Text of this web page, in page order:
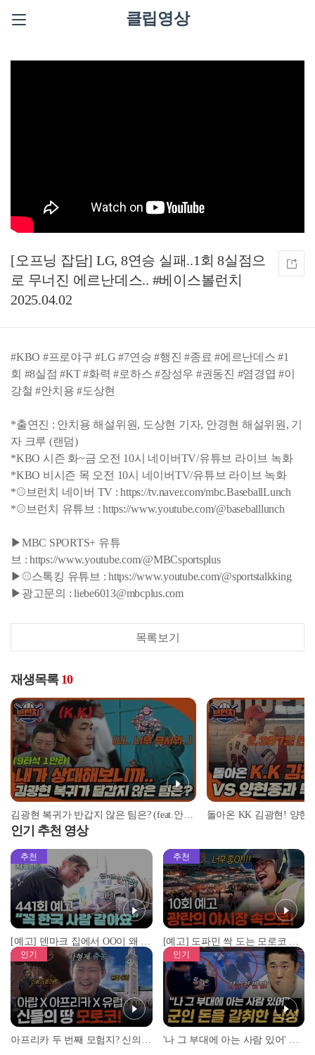
클립영상
[오프닝 잡담] LG, 8연승 실패..1회 8실점으
로 무너진 에르난데스.. #베이스볼런치
2025.04.02
#KBO #프로야구 #LG #7연승 #행진 #종료 #에르난데스 #1
회 #8실점 #KT #화력 #로하스 #장성우 #권동진 #염경엽 #이
강철 #안치용 #도상현
*출연진 : 안치용 해설위원, 도상현 기자, 안경현 해설위원, 기
자 크루 (랜덤)
*KBO 시즌 화~금 오전 10시 네이버TV/유튜브 라이브 녹화
*KBO 비시즌 목 오전 10시 네이버TV/유튜브 라이브 녹화
*⚾브런치 네이버 TV : https://tv.naver.com/mbc.BaseballLunch
*⚾브런치 유튜브 : https://www.youtube.com/@baseballlunch
▶MBC SPORTS+ 유튜
브 : https://www.youtube.com/@MBCsportsplus
▶⚾스톡킹 유튜브 : https://www.youtube.com/@sportstalkking
▶광고문의 : liebe6013@mbcplus.com
목록보기
재생목록 10
김광현 복귀가 반갑지 않은 팀은? (feat.안치용 vs 김광현 상대전적) | #베이스볼런치 2022.03.11
인기 추천 영상
추천
[예고] 덴마크 집에서 OO이 왜 나와...? 이상할 정도로 한국을 사랑하는 우리 형을 제보합니다!
추천
[예고] 도파민 싹 도는 모로코 야시장 투어!
인기 인기